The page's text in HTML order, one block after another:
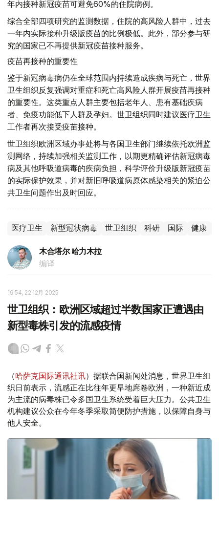
年内接种新冠疫苗可避免60%的住院病例。
综合全部四项研究的监测数据，住院的高风险人群中，过去
一年内实际接种升级版疫苗的比例极低。此外，部分参与研
究的国家已不再提供新冠疫苗接种服务。
疫苗再接种的重要性
鉴于新冠病毒病仍在全球范围内持续造成疾病与死亡，世界
卫生组织反复强调对重症和死亡高风险人群开展疫苗再接种
的重要性。这类重点人群主要包括老年人、患有基础疾病
者、免疫功能低下人群及孕妇。世卫组织同时建议医疗卫生
工作者再次接受疫苗接种。
世卫组织欧洲区域办事处将与各国卫生部门继续依托欧洲监
测网络，持续加强相关监测工作，以期更精确评估新冠病毒
病及其他呼吸道病毒的疾病负担，科学评价升级版新冠疫苗
的实际保护效果，并对新旧呼吸道病原体感染相关的紧迫公
共卫生问题作出及时回应。
医疗卫生 新型冠状病毒 世卫组织 科研 国际 健康
木合塔尔 哈力木拉
编译
19:54, 22 12月 2025
世卫组织：欧洲区域超过半数国家正遭遇由
新型毒株引发的流感疫情
（哈萨克国际通讯社讯）据联合国新闻处消息，世界卫生组
织日前表示，流感正在比往年更早地席卷欧洲，一种新近成
为主流的病毒株已令多国卫生系统受着巨大压力。公共卫生
机构建议公众在今年冬季采取简便防护措施，以保障自身与
他人安全。